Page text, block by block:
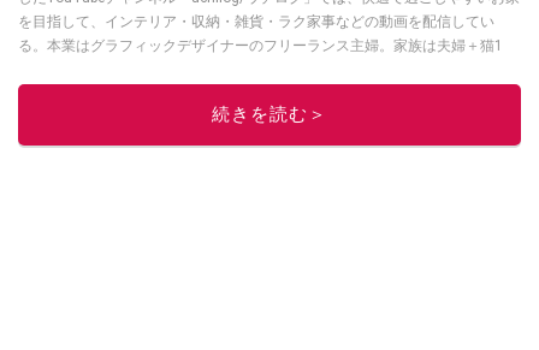
を目指して、インテリア・収納・雑貨・ラク家事などの動画を配信してい
る。本業はグラフィックデザイナーのフリーランス主婦。家族は夫婦＋猫1
ノベ人気事例1位
続きを読む＞